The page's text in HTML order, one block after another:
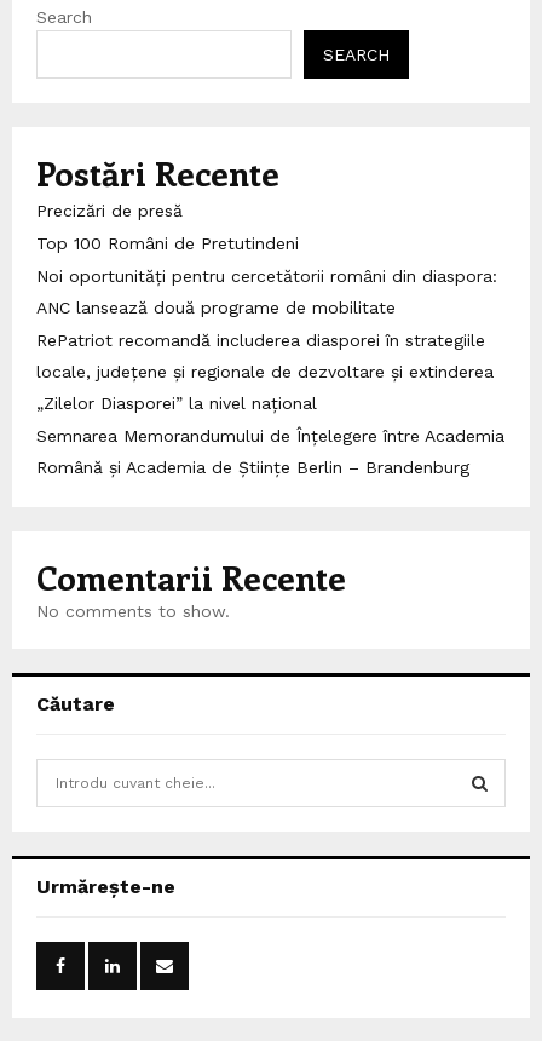
Search
SEARCH
Postări Recente
Precizări de presă
Top 100 Români de Pretutindeni
Noi oportunități pentru cercetătorii români din diaspora:
ANC lansează două programe de mobilitate
RePatriot recomandă includerea diasporei în strategiile
locale, județene și regionale de dezvoltare și extinderea
„Zilelor Diasporei” la nivel național
Semnarea Memorandumului de Înțelegere între Academia
Română și Academia de Științe Berlin – Brandenburg
Comentarii Recente
No comments to show.
Căutare
h
o
Urmărește-ne